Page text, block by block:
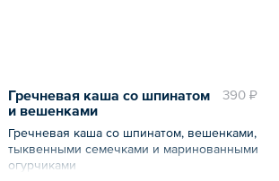
390 ₽
Гречневая каша со шпинатом
и вешенками
Гречневая каша со шпинатом, вешенками,
тыквенными семечками и маринованными
огурчиками